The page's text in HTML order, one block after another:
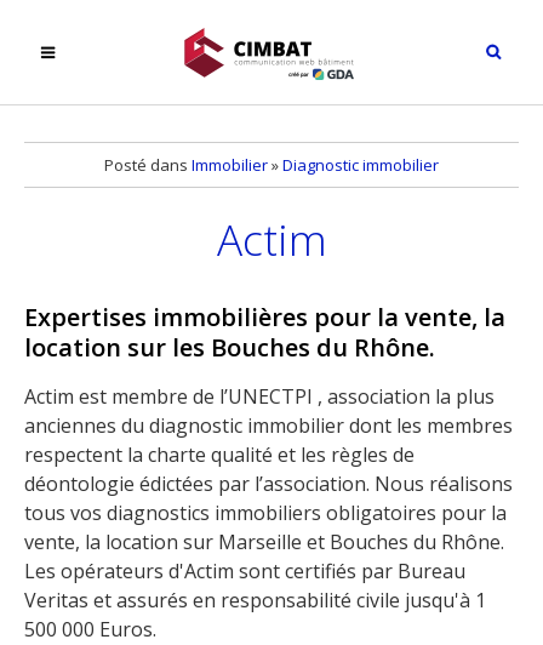
Posté dans Immobilier»Diagnostic immobilier
Actim
Expertises immobilières pour la vente, la
location sur les Bouches du Rhône.
Actim est membre de l’UNECTPI , association la plus
anciennes du diagnostic immobilier dont les membres
respectent la charte qualité et les règles de
déontologie édictées par l’association. Nous réalisons
tous vos diagnostics immobiliers obligatoires pour la
vente, la location sur Marseille et Bouches du Rhône.
Les opérateurs d'Actim sont certifiés par Bureau
Veritas et assurés en responsabilité civile jusqu'à 1
500 000 Euros.